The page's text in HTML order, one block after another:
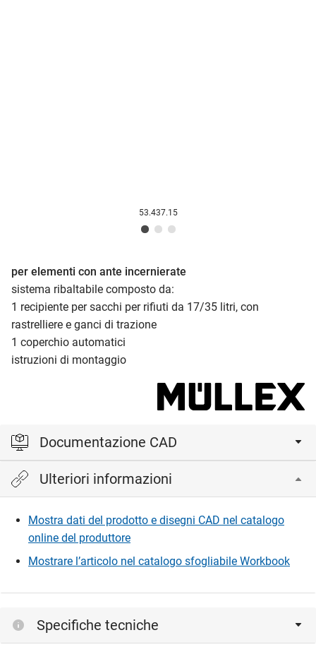
53.437.15
per elementi con ante incernierate
sistema ribaltabile composto da:
1 recipiente per sacchi per rifiuti da 17/35 litri, con
rastrelliere e ganci di trazione
1 coperchio automatici
istruzioni di montaggio
Documentazione CAD
Accedi per visualizzare e scaricare i file CAD.
Ulteriori informazioni
Mostra dati del prodotto e disegni CAD nel catalogo
online del produttore
Mostrare l’articolo nel catalogo sfogliabile Workbook
Specifiche tecniche